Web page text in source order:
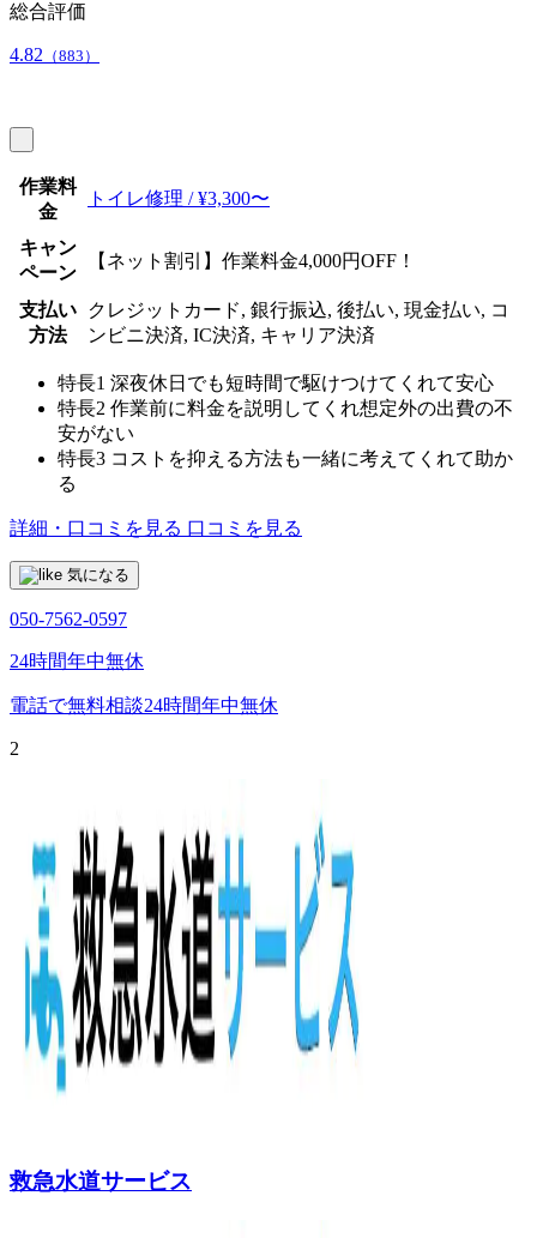
総合評価
4.82 （883）
作業料
金
トイレ修理 / ¥3,300〜
キャン
ペーン
【ネット割引】作業料金4,000円OFF！
支払い
方法
クレジットカード, 銀行振込, 後払い, 現金払い, コ
ンビニ決済, IC決済, キャリア決済
特長1 深夜休日でも短時間で駆けつけてくれて安心
特長2 作業前に料金を説明してくれ想定外の出費の不
安がない
特長3 コストを抑える方法も一緒に考えてくれて助か
る
詳細・口コミを見る 口コミを見る
気になる
050-7562-0597
24時間年中無休
電話で無料相談24時間年中無休
2
救急水道サービス